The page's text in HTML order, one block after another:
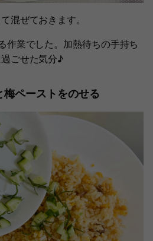
混ぜておきます。
作業でした。加熱待ちの手持ち
ごせた気分♪
ーストをのせる